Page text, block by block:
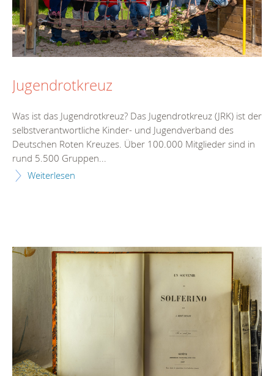
Jugendrotkreuz
Was ist das Jugendrotkreuz? Das Jugendrotkreuz (JRK) ist der
selbstverantwortliche Kinder- und Jugendverband des
Deutschen Roten Kreuzes. Über 100.000 Mitglieder sind in
rund 5.500 Gruppen...
Weiterlesen